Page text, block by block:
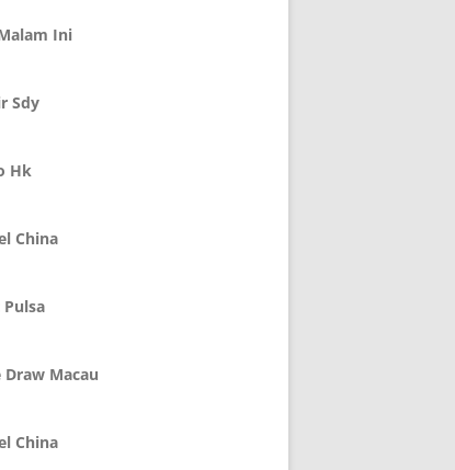
Ini
Sdy
Hk
China
Draw Macau
China